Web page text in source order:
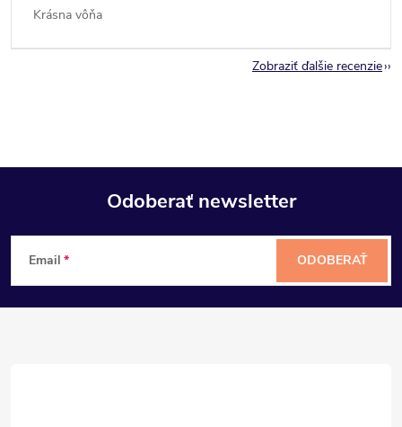
Krásna vôňa
Zobraziť ďalšie recenzie
Z
á
Odoberať newsletter
Email ODOBERAŤ